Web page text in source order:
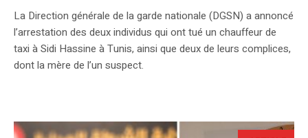
La Direction générale de la garde nationale (DGSN) a annoncé
l’arrestation des deux individus qui ont tué un chauffeur de
taxi à Sidi Hassine à Tunis, ainsi que deux de leurs complices,
dont la mère de l’un suspect.